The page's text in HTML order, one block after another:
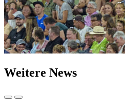
Weitere News